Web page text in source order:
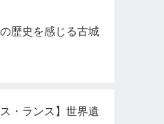
歴史を感じる古城
ス・ランス】世界遺